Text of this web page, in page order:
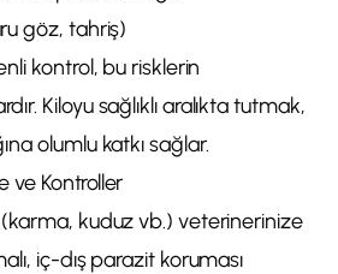
göz, tahriş)
kontrol, bu risklerin
Kiloyu sağlıklı aralıkta tutmak,
olumlu katkı sağlar.
ve Kontroller
kuduz vb.) veterinerinize
iç-dış parazit koruması